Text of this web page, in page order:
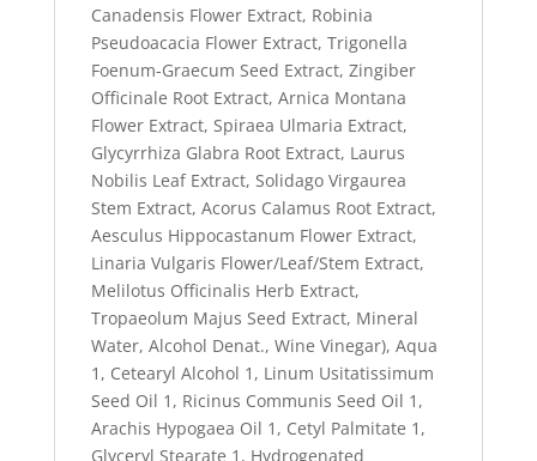
Canadensis Flower Extract, Robinia
Pseudoacacia Flower Extract, Trigonella
Foenum-Graecum Seed Extract, Zingiber
Officinale Root Extract, Arnica Montana
Flower Extract, Spiraea Ulmaria Extract,
Glycyrrhiza Glabra Root Extract, Laurus
Nobilis Leaf Extract, Solidago Virgaurea
Stem Extract, Acorus Calamus Root Extract,
Aesculus Hippocastanum Flower Extract,
Linaria Vulgaris Flower/Leaf/Stem Extract,
Melilotus Officinalis Herb Extract,
Tropaeolum Majus Seed Extract, Mineral
Water, Alcohol Denat., Wine Vinegar), Aqua
1 , Cetearyl Alcohol 1 , Linum Usitatissimum
Seed Oil 1 , Ricinus Communis Seed Oil 1 ,
Arachis Hypogaea Oil 1 , Cetyl Palmitate 1 ,
Glyceryl Stearate 1 , Hydrogenated